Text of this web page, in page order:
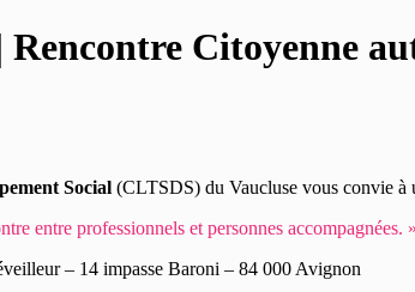
Rencontre Citoyenne
Social (CLTSDS) du Vaucluse vous convie à
entre professionnels et personnes accompagnées. »
– 14 impasse Baroni – 84 000 Avignon